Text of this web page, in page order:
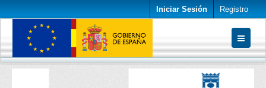
Iniciar Sesión Registro
Conjuntos de datos